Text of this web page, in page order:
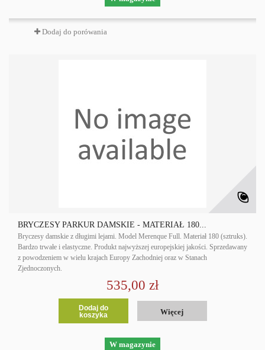
Dodaj do porówania
BRYCZESY PARKUR DAMSKIE - MATERIAŁ 180...
Bryczesy damskie z długimi lejami. Model Merenque Full. Materiał 180 (sztruks).
Bardzo trwałe i elastyczne. Produkt najwyższej europejskiej jakości. Sprzedawany
z powodzeniem w wielu krajach Europy Zachodniej oraz w Stanach
Zjednoczonych.
535,00 zł
Dodaj do
koszyka
Więcej
W magazynie